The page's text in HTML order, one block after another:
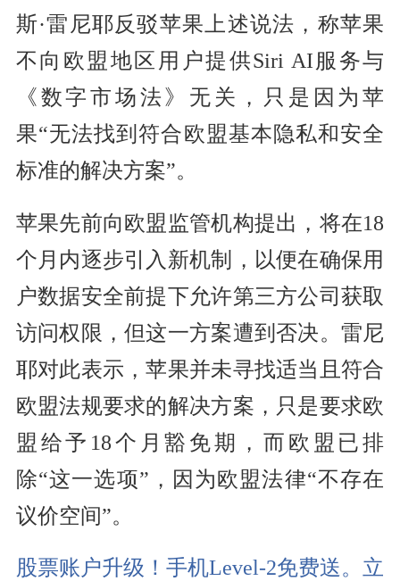
斯·雷尼耶反驳苹果上述说法，称苹果
不向欧盟地区用户提供Siri AI服务与
《数字市场法》无关，只是因为苹
果“无法找到符合欧盟基本隐私和安全
标准的解决方案”。
苹果先前向欧盟监管机构提出，将在18
个月内逐步引入新机制，以便在确保用
户数据安全前提下允许第三方公司获取
访问权限，但这一方案遭到否决。雷尼
耶对此表示，苹果并未寻找适当且符合
欧盟法规要求的解决方案，只是要求欧
盟给予18个月豁免期，而欧盟已排
除“这一选项”，因为欧盟法律“不存在
议价空间”。
股票账户升级！手机Level-2免费送。立